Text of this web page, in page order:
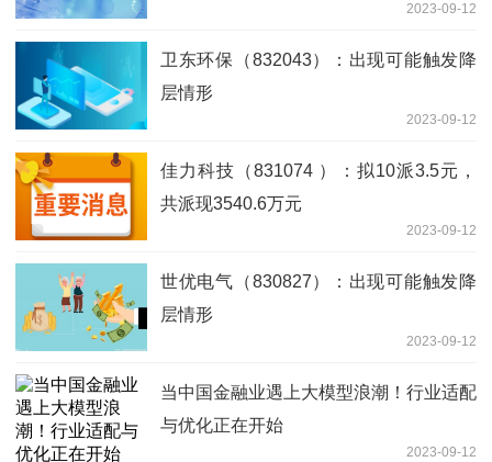
2023-09-12
卫东环保（832043）：出现可能触发降
层情形
2023-09-12
佳力科技（831074 ）：拟10派3.5元，
共派现3540.6万元
2023-09-12
世优电气（830827）：出现可能触发降
层情形
2023-09-12
当中国金融业遇上大模型浪潮！行业适配
与优化正在开始
2023-09-12